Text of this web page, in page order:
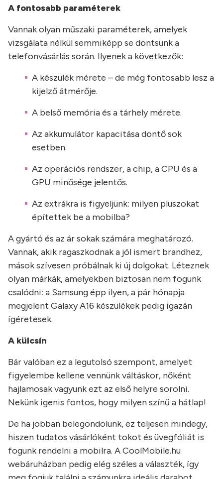
A fontosabb paraméterek
Vannak olyan műszaki paraméterek, amelyek
vizsgálata nélkül semmiképp se döntsünk a
telefonvásárlás során. Ilyenek a következők:
A készülék mérete – de még fontosabb lesz a
kijelző átmérője.
A belső memória és a tárhely mérete.
Az akkumulátor kapacitása döntő sok
esetben.
Az operációs rendszer, a chip, a CPU és a
GPU minősége jelentős.
Az extrákra is figyeljünk: milyen pluszokat
építettek be a mobilba?
A gyártó és az ár sokak számára meghatározó.
Vannak, akik ragaszkodnak a jól ismert brandhez,
mások szívesen próbálnak ki új dolgokat. Léteznek
olyan márkák, amelyekben biztosan nem fogunk
csalódni: a Samsung épp ilyen, a pár hónapja
megjelent Galaxy A16 készülékek pedig igazán
ígéretesek.
A külcsín
Bár valóban ez a legutolsó szempont, amelyet
figyelembe kellene vennünk váltáskor, nőként
hajlamosak vagyunk ezt az első helyre sorolni.
Nekünk igenis fontos, hogy milyen színű a hátlap!
De ha jobban belegondolunk, ez teljesen mindegy,
hiszen tudatos vásárlóként tokot és üvegfóliát is
fogunk rendelni a mobilra. A CoolMobile.hu
webáruházban pedig elég széles a választék, így